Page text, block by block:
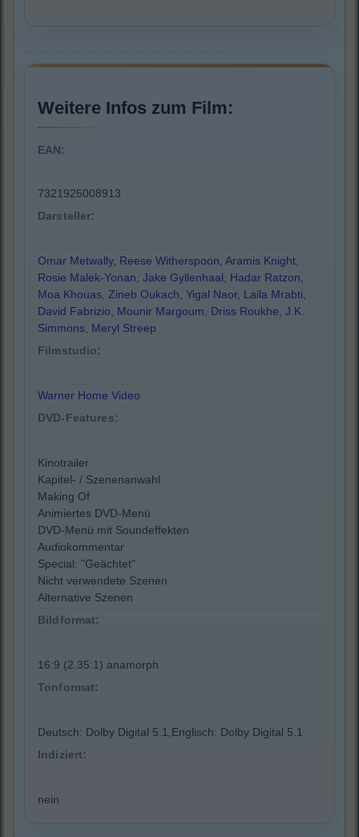
Weitere Infos zum Film:
EAN:
7321925008913
Darsteller:
Omar Metwally, Reese Witherspoon, Aramis Knight,
Rosie Malek-Yonan, Jake Gyllenhaal, Hadar Ratzon,
Moa Khouas, Zineb Oukach, Yigal Naor, Laila Mrabti,
David Fabrizio, Mounir Margoum, Driss Roukhe, J.K.
Simmons, Meryl Streep
Filmstudio:
Warner Home Video
DVD-Features:
Kinotrailer
Kapitel- / Szenenanwahl
Making Of
Animiertes DVD-Menü
DVD-Menü mit Soundeffekten
Audiokommentar
Special: "Geächtet"
Nicht verwendete Szenen
Alternative Szenen
Bildformat:
16:9 (2.35:1) anamorph
Tonformat:
Deutsch: Dolby Digital 5.1,Englisch: Dolby Digital 5.1
Indiziert:
nein